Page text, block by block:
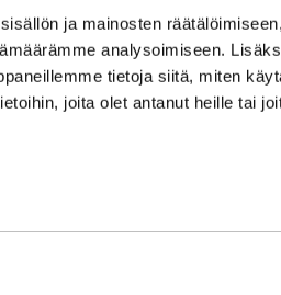
ja mainosten
analysoimiseen.
tietoja siitä, miten
joita olet antanut heille tai
Vi svarar
Vänligen